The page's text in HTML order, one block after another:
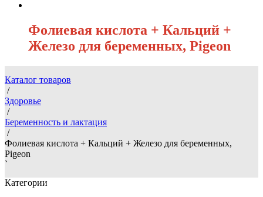
Фолиевая кислота + Кальций +
Железо для беременных, Pigeon
Каталог товаров
/
Здоровье
/
Беременность и лактация
/
Фолиевая кислота + Кальций + Железо для беременных,
Pigeon
`
Категории